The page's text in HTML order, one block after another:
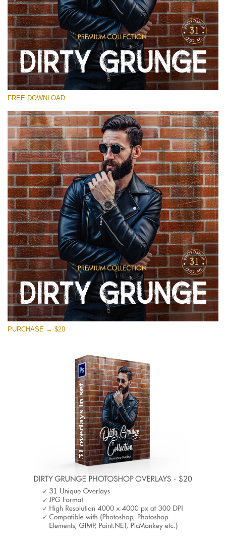
Bitte wählen Sie
Free Photoshop Overlay
Small 800*533px
Dirty Grunge
(31 Overlays)
Entire Collection
(1783 Overlays)
Large 6000*4000px
Kostenloser Download
FREE DOWNLOAD
PURCHASE → $20